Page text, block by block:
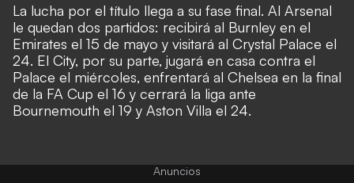
La lucha por el título llega a su fase final. Al Arsenal
le quedan dos partidos: recibirá al Burnley en el
Emirates el 15 de mayo y visitará al Crystal Palace el
24. El City, por su parte, jugará en casa contra el
Palace el miércoles, enfrentará al Chelsea en la final
de la FA Cup el 16 y cerrará la liga ante
Bournemouth el 19 y Aston Villa el 24.